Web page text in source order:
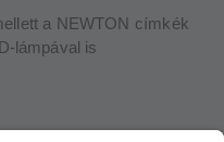
a NEWTON címkék
lámpával is